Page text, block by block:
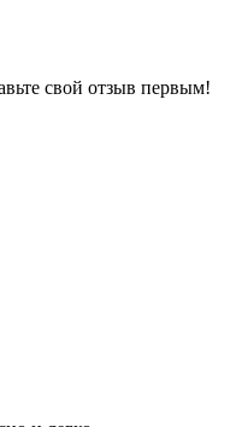
свой отзыв первым!